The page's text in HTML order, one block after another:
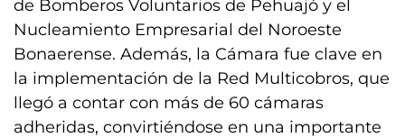
de Bomberos Voluntarios de Pehuajó y el
Nucleamiento Empresarial del Noroeste
Bonaerense. Además, la Cámara fue clave en
la implementación de la Red Multicobros, que
llegó a contar con más de 60 cámaras
adheridas, convirtiéndose en una importante